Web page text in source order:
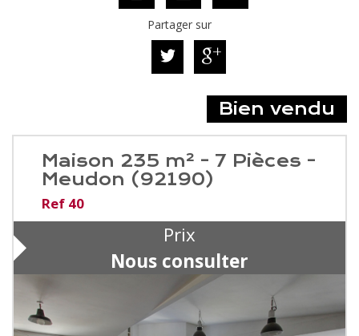
Partager sur
Bien vendu
Maison 235 m² - 7 Pièces -
Meudon (92190)
Ref 40
Prix
Nous consulter